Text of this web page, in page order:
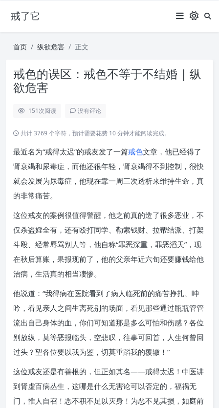
戒了它
首页 纵欲危害 正文
戒色的误区：戒色不等于不结婚 | 纵
欲危害
151次阅读 没有评论
共计 3769 个字符，预计需要花费 10 分钟才能阅读完成。
最近名为“戒得太迟”的戒友发了一篇戒色文章，他已经得了
肾衰竭和尿毒症，而他还很年轻，肾衰竭得不到控制，很快
就会发展为尿毒症，他现在靠一周三次透析来维持生命，真
的非常痛苦。
这位戒友的案例很值得警醒，他之前真的造了很多恶业，不
仅杀盗婬全有，还有殴打同学、勒索钱财、拉帮结派、打架
斗殴、经常辱骂别人等，他自称“罪恶深重，罪恶滔天”，现
在秋后算账，果报现前了，他的父亲年近六旬还要赚钱给他
治病，生活真的相当凄惨。
他说道：“我得病在医院看到了病人临死前的痛苦挣扎、呻
吟，看见亲人之间生离死别的场面，看见那些通过瓶瓶管管
流出自己身体的血，你们可知道那是多么可怕和伤感？各位
别放纵，莫等恶报临头，空悲叹，往事可回首，人生何曾回
过头？望各位要以我为鉴，切莫重蹈我的覆辙！”
这位戒友还是有善根的，但正如其名——戒得太迟！中医讲
到肾虚百病丛生，这哪是什么无害论可以否定的，福祸无
门，惟人自召！恶不积不足以灭身！为恶不见其损，如庭前